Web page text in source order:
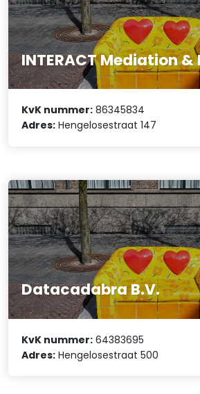
INTERACT Mediation
KvK nummer: 86345834
Adres: Hengelosestraat 147
Datacadabra B.V.
KvK nummer: 64383695
Adres: Hengelosestraat 500